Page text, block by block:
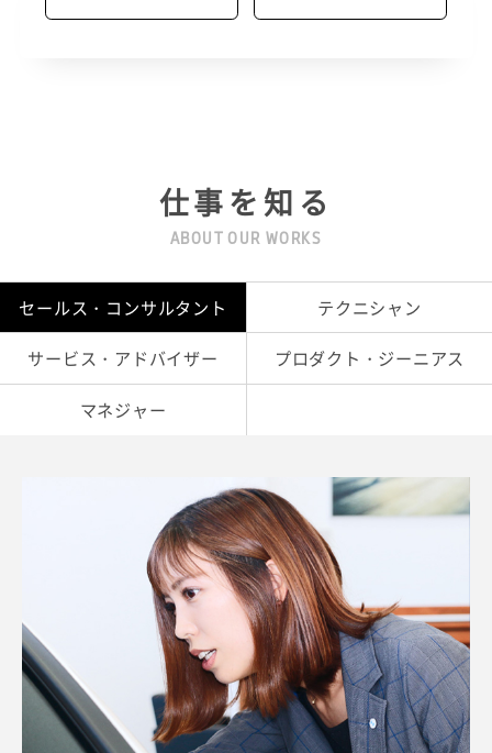
仕事を知る
ABOUT OUR WORKS
セールス・コンサルタント テクニシャン
サービス・アドバイザー プロダクト・ジーニアス
マネジャー